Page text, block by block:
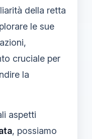
della retta
le sue
cruciale per
la
aspetti
, possiamo